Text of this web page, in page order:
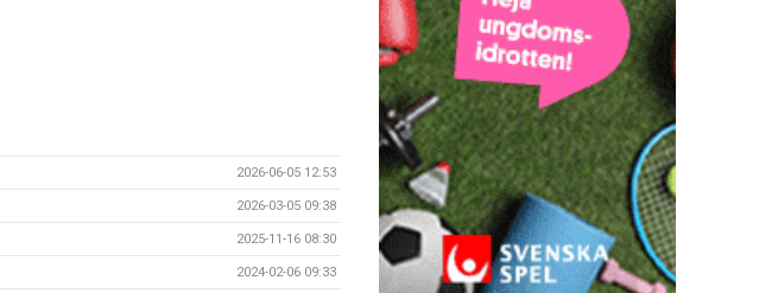
2026-06-05 12:53
2026-03-05 09:38
2025-11-16 08:30
2024-02-06 09:33